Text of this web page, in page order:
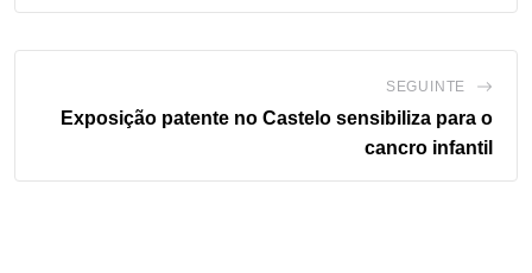
SEGUINTE
Exposição patente no Castelo sensibiliza para o
cancro infantil